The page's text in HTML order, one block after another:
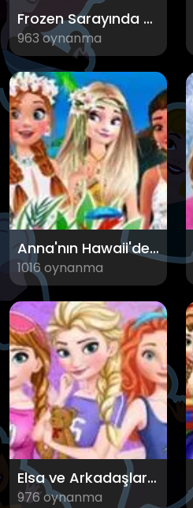
Frozen Sarayında Gizlenmiş Eşyalar
963 oynanma
Anna'nın Hawaii'de Doğum Günü
1016 oynanma
Elsa ve Arkadaşları Eğlencede
976 oynanma